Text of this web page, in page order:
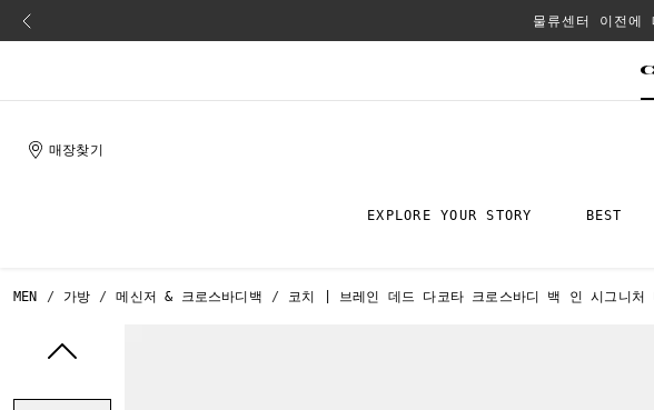
물류센터 이전
매장찾기
EXPLORE YOUR STORY BEST
MEN 가방 메신저 & 크로스바디백 코치 | 브레인 데드 다코타 크로스바디 백 인 시그니처